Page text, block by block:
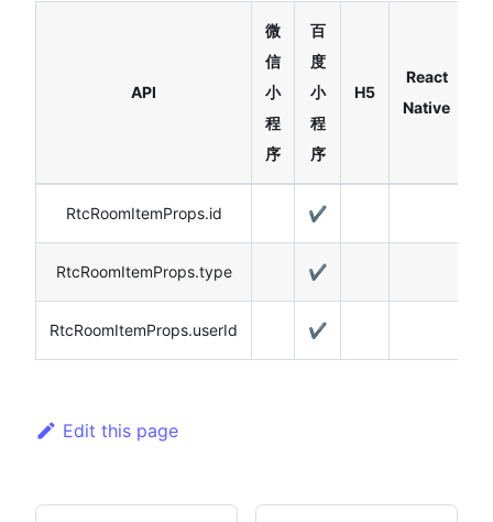
API
微
信
小
程
序
百
度
小
程
序
H5
React
Native
RtcRoomItemProps.id ✔️
RtcRoomItemProps.type ✔️
RtcRoomItemProps.userId ✔️
Edit this page